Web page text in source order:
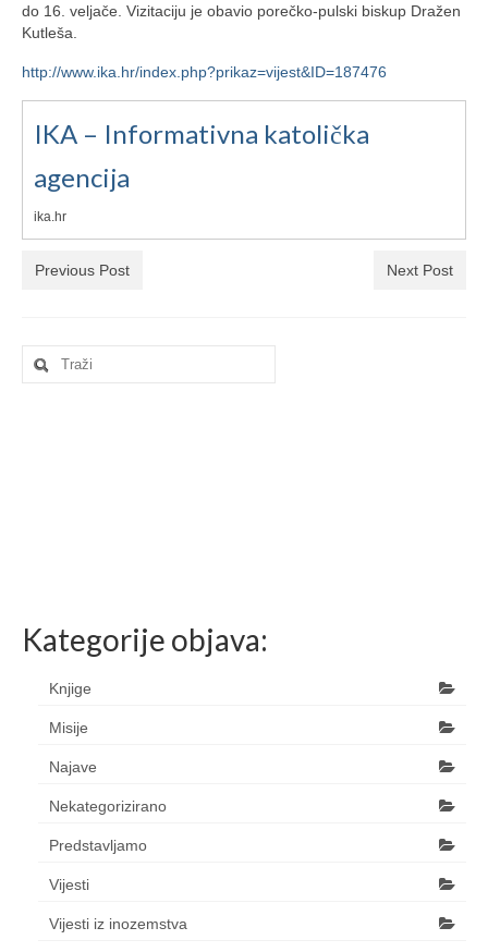
Kontakt
do 16. veljače. Vizitaciju je obavio porečko-pulski biskup Dražen
Kutleša.
http://www.ika.hr/index.php?prikaz=vijest&ID=187476
IKA – Informativna katolička
agencija
ika.hr
Previous Post Next Post
Search
for:
Kategorije objava:
Knjige
Misije
Najave
Nekategorizirano
Predstavljamo
Vijesti
Vijesti iz inozemstva